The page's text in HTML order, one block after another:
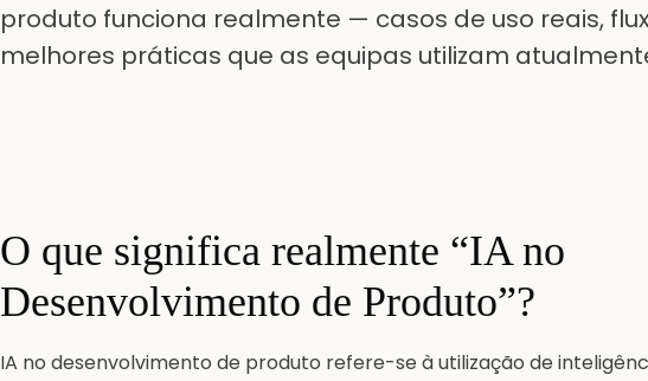
produto funciona realmente — casos de uso reais,
melhores práticas que as equipas utilizam
O que significa realmente “IA no
Desenvolvimento de Produto”?
IA no desenvolvimento de produto refere-se à utilização de